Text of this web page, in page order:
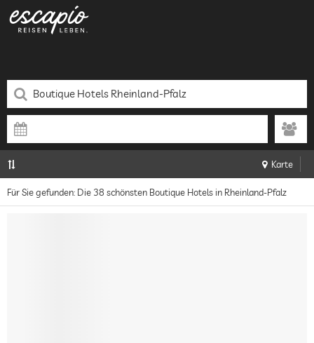
Karte
Für Sie gefunden: Die 38 schönsten Boutique Hotels in Rheinland-Pfalz